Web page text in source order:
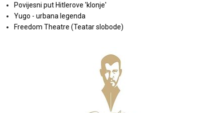
Povijesni put Hitlerove 'klonje'
Yugo - urbana legenda
Freedom Theatre (Teatar slobode)